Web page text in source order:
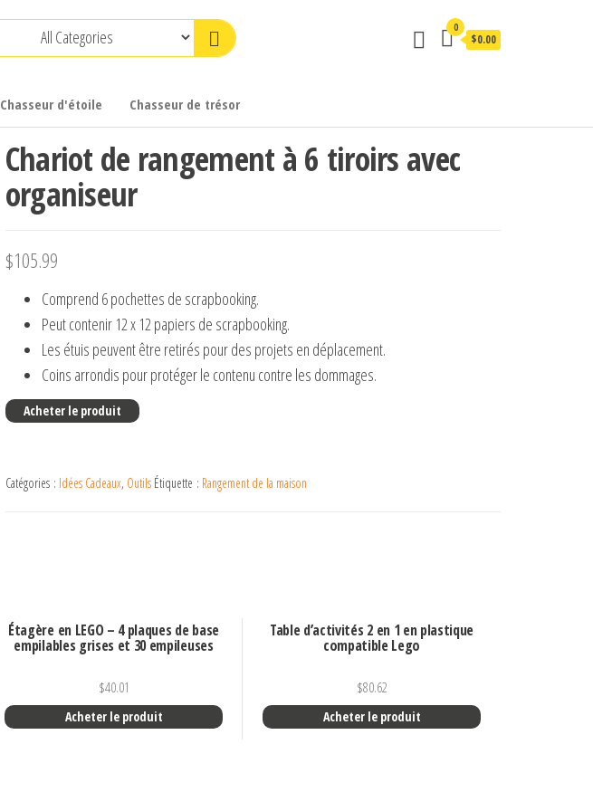
0
$0.00
Chasseur d'étoile Chasseur de trésor
Chariot de rangement à 6 tiroirs avec
organiseur
$105.99
Comprend 6 pochettes de scrapbooking.
Peut contenir 12 x 12 papiers de scrapbooking.
Les étuis peuvent être retirés pour des projets en déplacement.
Coins arrondis pour protéger le contenu contre les dommages.
Acheter le produit
Catégories : Idées Cadeaux, Outils Étiquette : Rangement de la maison
Étagère en LEGO – 4 plaques de base
empilables grises et 30 empileuses
$40.01
Acheter le produit
Table d’activités 2 en 1 en plastique
compatible Lego
$80.62
Acheter le produit